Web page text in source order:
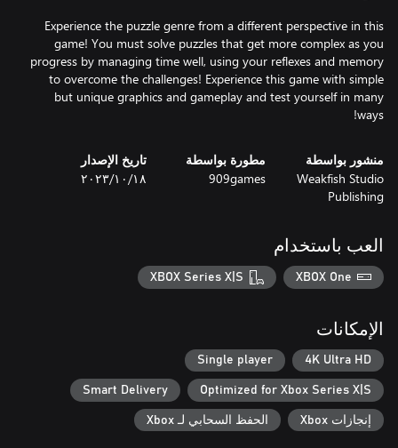
Experience the puzzle genre from a different perspective in this
game! You must solve puzzles that get more complex as you
progress by managing time well, using your reflexes and memory
to overcome the challenges! Experience this game with simple
but unique graphics and gameplay and test yourself in many
ways!
منشور بواسطة
Weakfish Studio
Publishing
مطورة بواسطة
909games
تاريخ الإصدار
١٨‏/١٠‏/٢٠٢٣
العب باستخدام
XBOX One
XBOX Series X|S
الإمكانات
4K Ultra HD
Single player
Optimized for Xbox Series X|S
Smart Delivery
إنجازات Xbox الحفظ السحابي لـ Xbox